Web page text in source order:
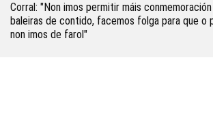
Corral: "Non imos permitir máis
baleiras de contido, facemos folga para que o
non imos de farol"